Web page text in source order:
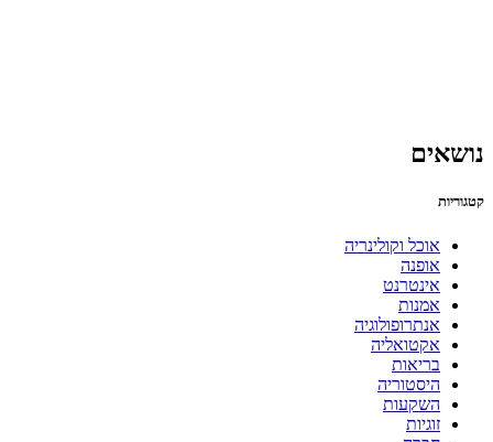
נושאים
קטגוריות
אוכל וקולינריה
אופנה
אינטרנט
אמנות
אנתרופולוגיה
אקטואליה
בריאות
היסטוריה
השקעות
זוגיות